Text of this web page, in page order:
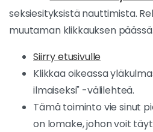
seksiesityksistä nauttimista.
muutaman klikkauksen päässä.
Siirry etusivulle
Klikkaa oikeassa
ilmaiseksi" -välilehteä.
Tämä toiminto vie sinut
on lomake, johon voit